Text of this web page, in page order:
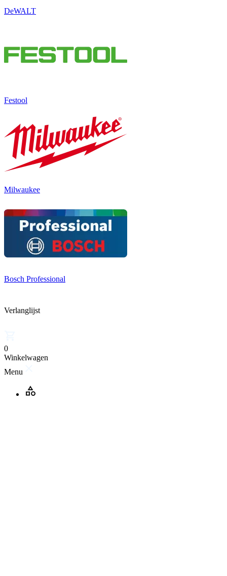
DeWALT
Festool
Milwaukee
Bosch Professional
Verlanglijst
0
Winkelwagen
Menu